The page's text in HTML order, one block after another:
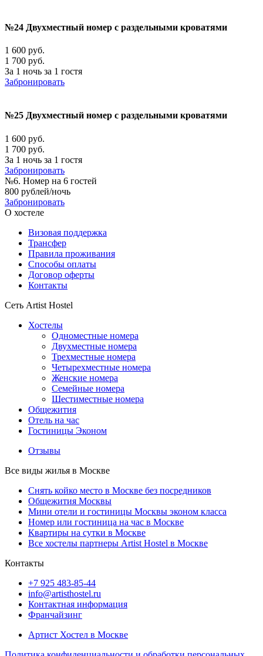
№24 Двухместный номер с раздельными кроватями
1 600 руб.
1 700 руб.
За 1 ночь за 1 гостя
Забронировать
№25 Двухместный номер с раздельными кроватями
1 600 руб.
1 700 руб.
За 1 ночь за 1 гостя
Забронировать
№6. Номер на 6 гостей
800 рублей/ночь
Забронировать
О хостеле
Визовая поддержка
Трансфер
Правила проживания
Способы оплаты
Договор оферты
Контакты
Сеть Artist Hostel
Хостелы
Одноместные номера
Двухместные номера
Трехместные номера
Четырехместные номера
Женские номера
Семейные номера
Шестиместные номера
Общежития
Отель на час
Гостиницы Эконом
Отзывы
Все виды жилья в Москве
Снять койко место в Москве без посредников
Общежития Москвы
Мини отели и гостиницы Москвы эконом класса
Номер или гостиница на час в Москве
Квартиры на сутки в Москве
Все хостелы партнеры Artist Hostel в Москве
Контакты
+7 925 483-85-44
info@artisthostel.ru
Контактная информация
Франчайзинг
Артист Хостел в Москве